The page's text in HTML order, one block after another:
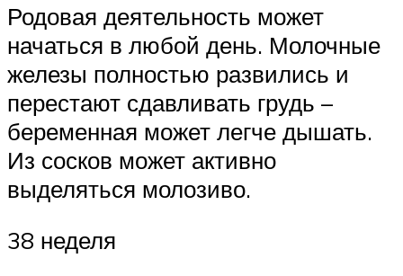
Родовая деятельность может
начаться в любой день. Молочные
железы полностью развились и
перестают сдавливать грудь –
беременная может легче дышать.
Из сосков может активно
выделяться молозиво.
38 неделя